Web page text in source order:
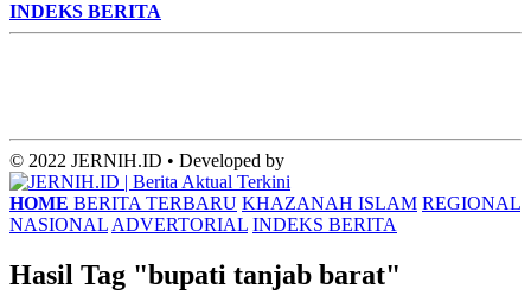
INDEKS BERITA
© 2022 JERNIH.ID • Developed by
HOME BERITA TERBARU KHAZANAH ISLAM REGIONAL
NASIONAL ADVERTORIAL INDEKS BERITA
Hasil Tag "bupati tanjab barat"